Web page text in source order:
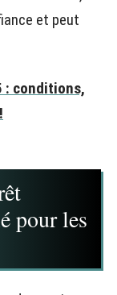
et peut
: conditions,
pour les